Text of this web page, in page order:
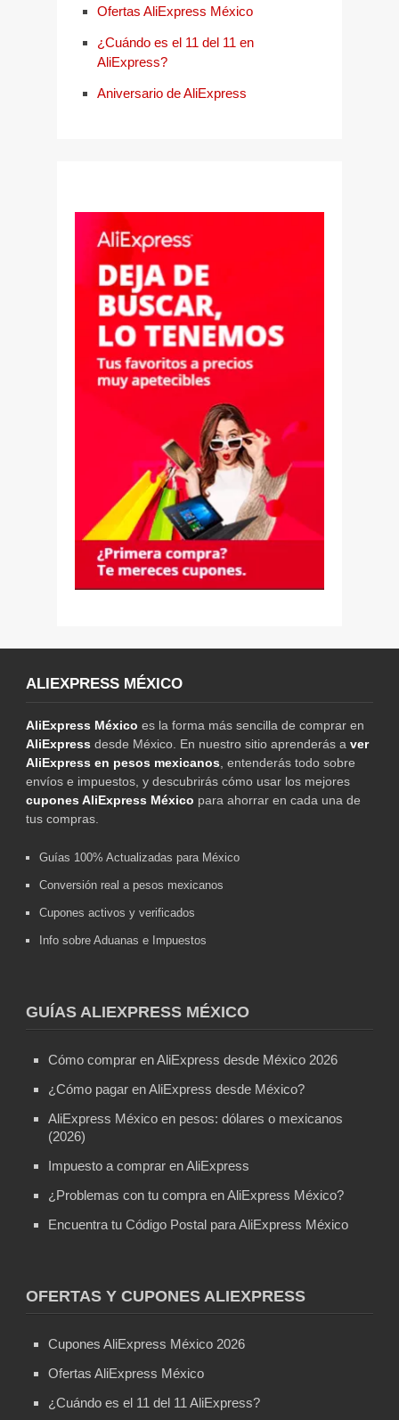
Ofertas AliExpress México
¿Cuándo es el 11 del 11 en
AliExpress?
Aniversario de AliExpress
ALIEXPRESS MÉXICO
AliExpress México es la forma más sencilla de comprar en
AliExpress desde México. En nuestro sitio aprenderás a ver
AliExpress en pesos mexicanos, entenderás todo sobre
envíos e impuestos, y descubrirás cómo usar los mejores
cupones AliExpress México para ahorrar en cada una de
tus compras.
Guías 100% Actualizadas para México
Conversión real a pesos mexicanos
Cupones activos y verificados
Info sobre Aduanas e Impuestos
GUÍAS ALIEXPRESS MÉXICO
Cómo comprar en AliExpress desde México 2026
¿Cómo pagar en AliExpress desde México?
AliExpress México en pesos: dólares o mexicanos
(2026)
Impuesto a comprar en AliExpress
¿Problemas con tu compra en AliExpress México?
Encuentra tu Código Postal para AliExpress México
OFERTAS Y CUPONES ALIEXPRESS
Cupones AliExpress México 2026
Ofertas AliExpress México
¿Cuándo es el 11 del 11 AliExpress?